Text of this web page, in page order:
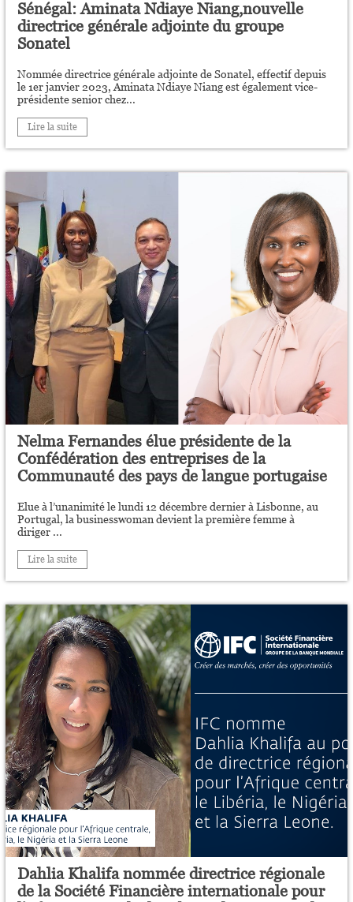
Sénégal: Aminata Ndiaye Niang,nouvelle
directrice générale adjointe du groupe
Sonatel
Nommée directrice générale adjointe de Sonatel, effectif depuis
le 1er janvier 2023, Aminata Ndiaye Niang est également vice-
présidente senior chez...
Lire la suite
Nelma Fernandes élue présidente de la
Confédération des entreprises de la
Communauté des pays de langue portugaise
Elue à l’unanimité le lundi 12 décembre dernier à Lisbonne, au
Portugal, la businesswoman devient la première femme à
diriger ...
Lire la suite
Dahlia Khalifa nommée directrice régionale
de la Société Financière internationale pour